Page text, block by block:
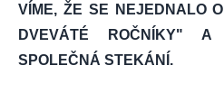
VÍME, ŽE SE NEJEDNALO
DVEVÁTÉ ROČNÍKY"
SPOLEČNÁ STEKÁNÍ.